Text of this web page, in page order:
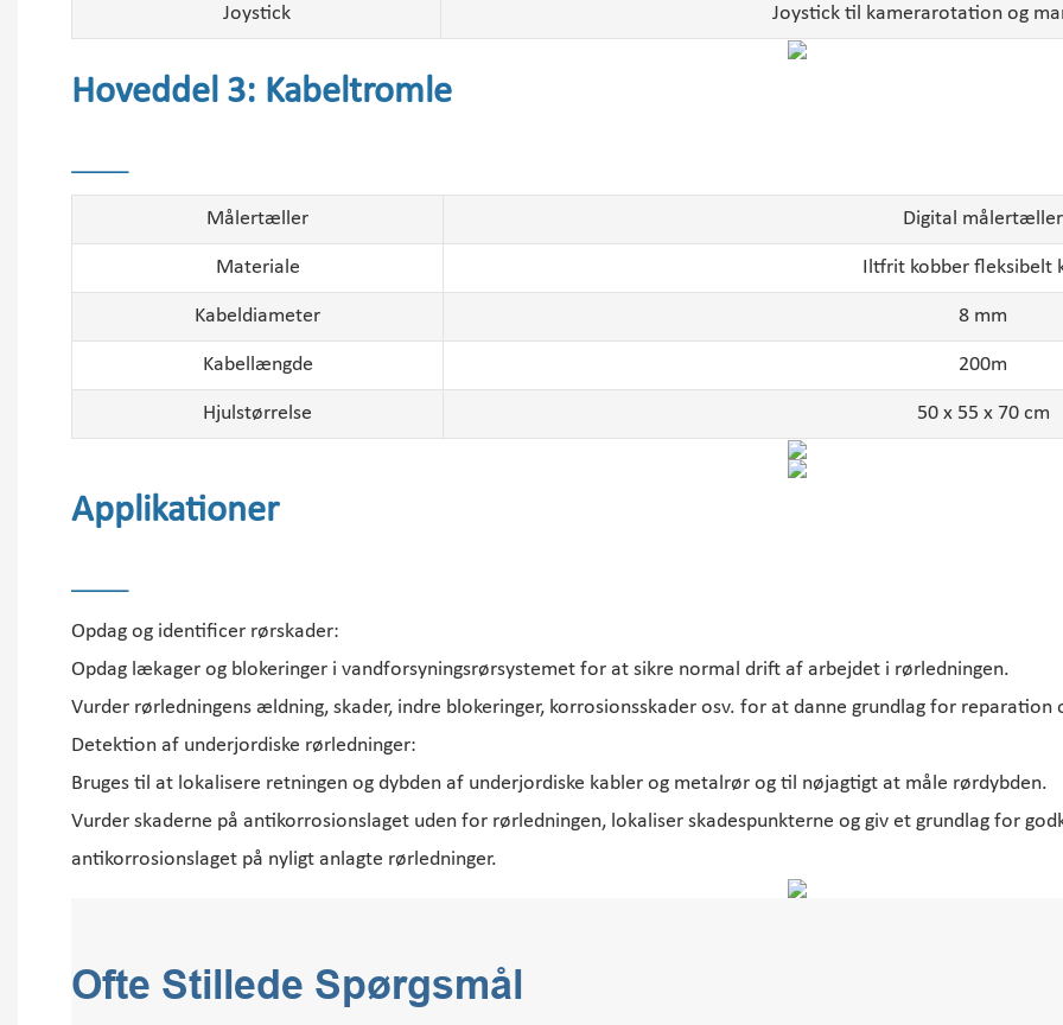
Joystick Joystick til kamerarotation og
Hoveddel 3: Kabeltromle
Målertæller Digital målertæller
Materiale Iltfrit kobber fleksibelt
Kabeldiameter 8 mm
Kabellængde 200m
Hjulstørrelse 50 x 55 x 70 cm
Applikationer
Opdag og identificer rørskader:
Opdag lækager og blokeringer i vandforsyningsrørsystemet for at sikre normal drift af arbejdet i rørledningen.
Vurder rørledningens ældning, skader, indre blokeringer, korrosionsskader osv. for at danne grundlag for reparation
Detektion af underjordiske rørledninger:
Bruges til at lokalisere retningen og dybden af ​​underjordiske kabler og metalrør og til nøjagtigt at måle rørdybden.
Vurder skaderne på antikorrosionslaget uden for rørledningen, lokaliser skadespunkterne og giv et grundlag for
antikorrosionslaget på nyligt anlagte rørledninger.
Ofte Stillede Spørgsmål